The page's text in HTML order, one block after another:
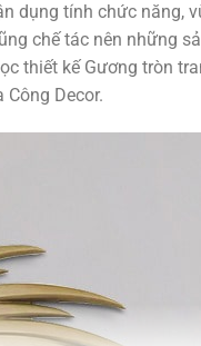
dụng tính chức năng,
chế tác nên những
thiết kế Gương tròn
Decor.